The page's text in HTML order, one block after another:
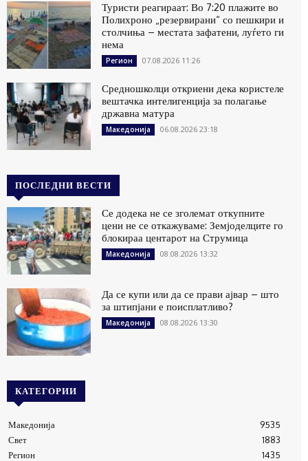
Туристи реагираат: Во 7:20 плажите во
Полихроно „резервирани“ со пешкири и
столчиња – местата зафатени, луѓето ги
нема
Регион 07.08.2026 11:26
Средношколци откриени дека користеле
вештачка интелигенција за полагање
државна матура
Македонија 06.08.2026 23:18
ПОСЛЕДНИ ВЕСТИ
Се додека не се зголемат откупните
цени не се откажуваме: Земјоделците го
блокираа центарот на Струмица
Македонија 08.08.2026 13:32
Да се купи или да се прави ајвар – што
за штипјани е поисплатливо?
Македонија 08.08.2026 13:30
КАТЕГОРИИ
Македонија
9535
Свет
1883
Регион
1435